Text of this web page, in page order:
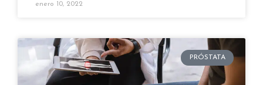
enero 10, 2022
PRÓSTATA